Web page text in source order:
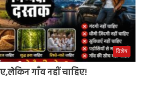
विशेष
गाँव नहीं चाहिए!